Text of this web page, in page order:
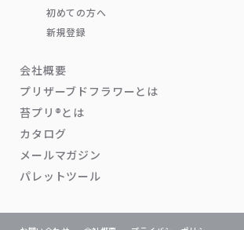
初めての方へ
新規登録
会社概要
プリザーブドフラワーとは
苔プリ®とは
カタログ
メールマガジン
パレットツール